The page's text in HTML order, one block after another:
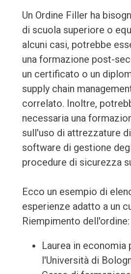
Un Ordine Filler ha
di scuola superiore o
alcuni casi, potrebbe
una formazione post-
un certificato o un
supply chain
correlato. Inoltre,
necessaria una
sull'uso di attrezzature
software di gestione
procedure di sicurezza
Ecco un esempio di
esperienze adatto a un
Riempimento dell'ordine:
Laurea in economia
l'Università di